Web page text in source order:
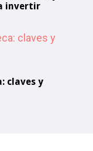
invertir
claves y